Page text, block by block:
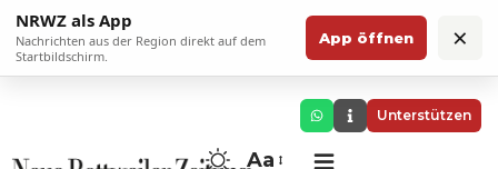
NRWZ als App
Nachrichten aus der Region direkt auf dem
Startbildschirm.
App öffnen ×
Unterstützen
Aa